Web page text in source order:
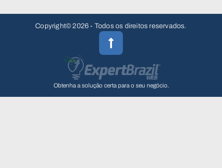
Copyright© 2026 - Todos os direitos reservados.
Obtenha a solução certa para o seu negócio.